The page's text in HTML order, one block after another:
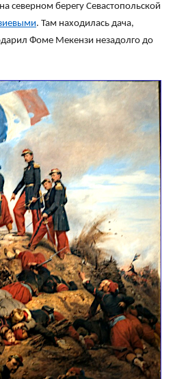
северном берегу Севастопольской
. Там находилась дача,
Фоме Мекензи незадолго до